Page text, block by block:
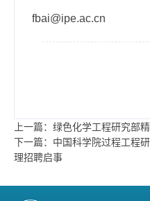
fbai@ipe.ac.cn
上一篇：绿色化学工程研究部
下一篇：中国科学院过程工程
理招聘启事